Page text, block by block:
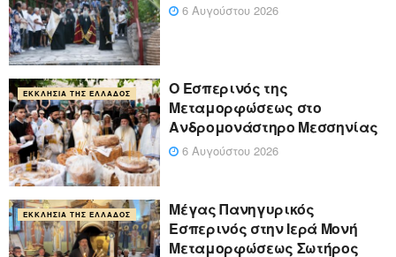
6 Αυγούστου 2026
ΕΚΚΛΗΣΊΑ ΤΗΣ ΕΛΛΆΔΟΣ
Ο Εσπερινός της
Μεταμορφώσεως στο
Ανδρομονάστηρο Μεσσηνίας
6 Αυγούστου 2026
ΕΚΚΛΗΣΊΑ ΤΗΣ ΕΛΛΆΔΟΣ
Μέγας Πανηγυρικός
Εσπερινός στην Ιερά Μονή
Μεταμορφώσεως Σωτήρος